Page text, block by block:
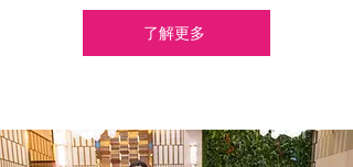
了解更多